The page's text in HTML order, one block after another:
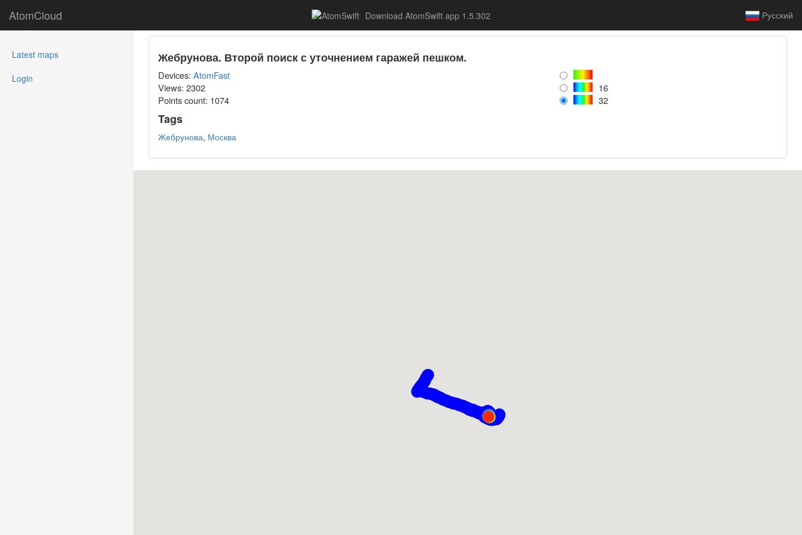
AtomCloud Download AtomSwift app 1.5.302 Русский
Latest maps(current)
Login
Жебрунова. Второй поиск с уточнением гаражей пешком.
Devices: AtomFast
Views: 2302
16
Points count: 1074 32
Tags
Жебрунова, Москва